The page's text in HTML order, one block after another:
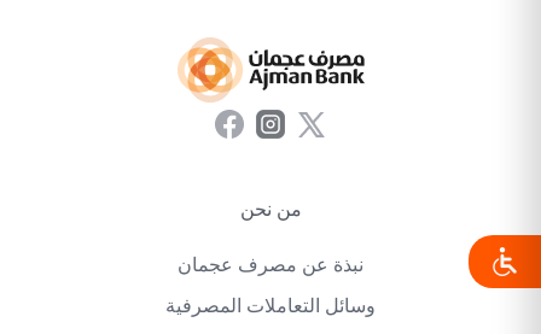
من نحن
نبذة عن مصرف عجمان
وسائل التعاملات المصرفية